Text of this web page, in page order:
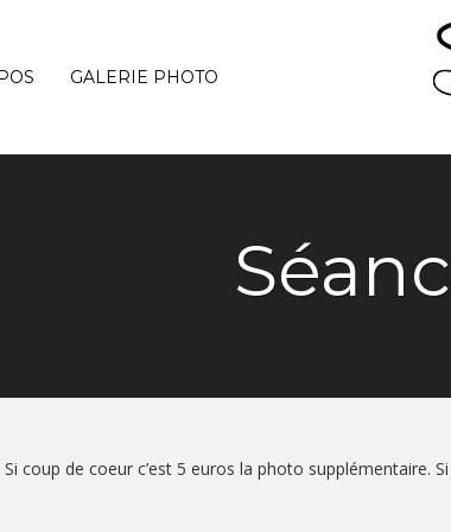
GALERIE PHOTO
Si coup de coeur c’est 5 euros la photo supplémentaire.